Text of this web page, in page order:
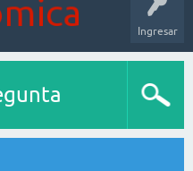
Ingresar